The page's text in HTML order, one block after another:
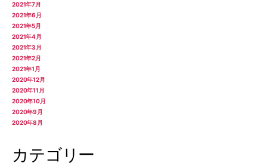
2021年7月
2021年6月
2021年5月
2021年4月
2021年3月
2021年2月
2021年1月
2020年12月
2020年11月
2020年10月
2020年9月
2020年8月
カテゴリー